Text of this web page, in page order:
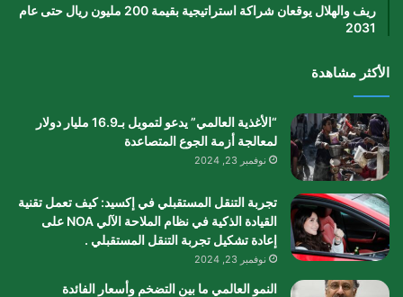
ريف والهلال يوقعان شراكة استراتيجية بقيمة 200 مليون ريال حتى عام
2031
الأكثر مشاهدة
“الأغذية العالمي” يدعو لتمويل بـ16.9 مليار دولار
لمعالجة أزمة الجوع المتصاعدة
نوفمبر 23, 2024
تجربة التنقل المستقبلي في إكسيد: كيف تعمل تقنية
القيادة الذكية في نظام الملاحة الآلي NOA على
إعادة تشكيل تجربة التنقل المستقبلي .
نوفمبر 23, 2024
النمو العالمي ما بين التضخم وأسعار الفائدة